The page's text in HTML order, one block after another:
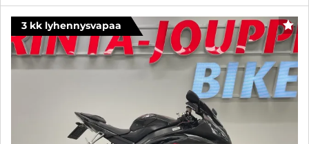
3 kk lyhennysvapaa